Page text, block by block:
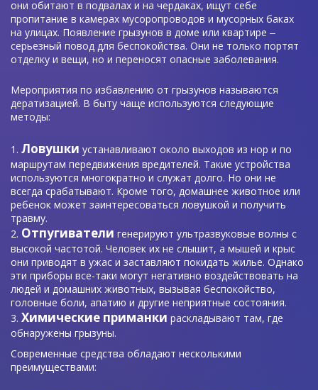
они обитают в подвалах и на чердаках, ищут себе
пропитание в камерах мусоропроводов и мусорных баках
на улицах. Появление грызунов в доме или квартире ‒
серьезный повод для беспокойства. Они не только портят
отделку и вещи, но и переносят опасные заболевания.
Мероприятия по избавлению от грызунов называются
дератизацией. В быту чаще используются следующие
методы:
Ловушки устанавливают около выходов из нор и по
маршрутам передвижения вредителей. Такие устройства
используются многократно и служат долго. Но они не
всегда срабатывают. Кроме того, домашнее животное или
ребенок может заинтересоваться ловушкой и получить
травму.
Отпугиватели генерируют ультразвуковые волны с
высокой частотой. Человек их не слышит, а мышей и крыс
они приводят в ужас и заставляют покидать жилье. Однако
эти приборы все-таки могут негативно воздействовать на
людей и домашних животных, вызывая беспокойство,
головные боли, апатию и другие неприятные состояния.
Химические приманки раскладывают там, где
обнаружены грызуны.
Современные средства обладают несколькими
преимуществами: